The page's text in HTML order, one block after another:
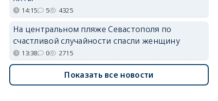
14:15 5 4325
На центральном пляже Севастополя по
счастливой случайности спасли женщину
13:38 0 2715
Показать все новости